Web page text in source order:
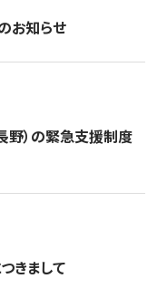
お知らせ
野）の緊急支援制度
きまして